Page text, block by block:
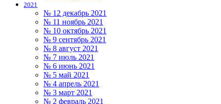
2021
№ 12 декабрь 2021
№ 11 ноябрь 2021
№ 10 октябрь 2021
№ 9 сентябрь 2021
№ 8 август 2021
№ 7 июль 2021
№ 6 июнь 2021
№ 5 май 2021
№ 4 апрель 2021
№ 3 март 2021
№ 2 февраль 2021